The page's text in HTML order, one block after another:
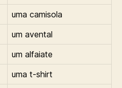
uma camisola
um avental
um alfaiate
uma t-shirt